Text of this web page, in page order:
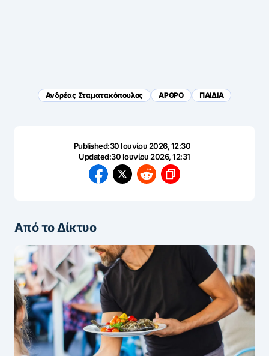
Ανδρέας Σταματακόπουλος ΑΡΘΡΟ ΠΑΙΔΙΑ
Published:30 Ιουνίου 2026, 12:30
Updated:30 Ιουνίου 2026, 12:31
Από το Δίκτυο